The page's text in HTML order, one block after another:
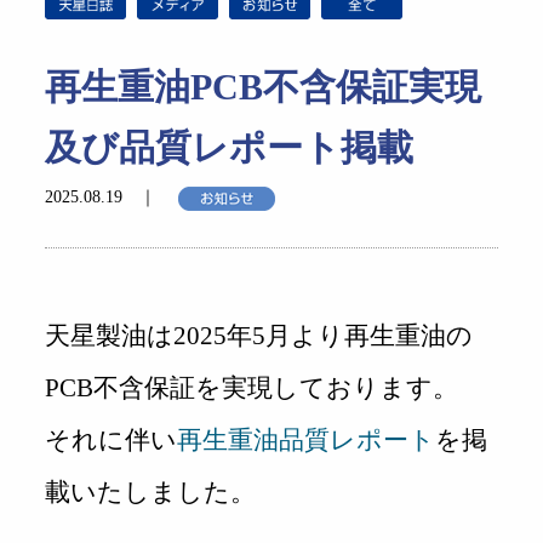
再生重油PCB不含保証実現
及び品質レポート掲載
2025.08.19 ｜
天星製油は2025年5月より再生重油の
PCB不含保証を実現しております。
それに伴い再生重油品質レポート を掲
載いたしました。